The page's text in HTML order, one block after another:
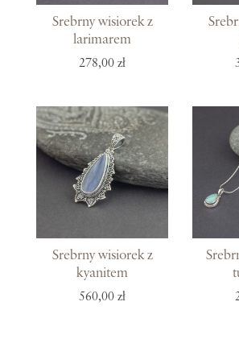
Srebrny wisiorek z
larimarem
278,00 zł
Srebrny wisiorek z
kyanitem
560,00 zł